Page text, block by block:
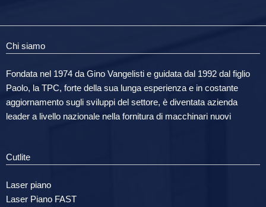
Chi siamo
Fondata nel 1974 da Gino Vangelisti e guidata dal 1992 dal figlio
Paolo, la TPC, forte della sua lunga esperienza e in costante
aggiornamento sugli sviluppi del settore, è diventata azienda
leader a livello nazionale nella fornitura di macchinari nuovi
Cutlite
Laser piano
Laser Piano FAST